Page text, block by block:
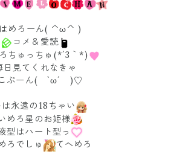
めろーん( ^ω^ )
コメ＆愛読
ちゅっちゅ(*´3｀*)
日見てくれなきゃ
ぷーん( `ω´ )♡
は永遠の18ちゃい
めろ星のお姫様
型はハート型っ
ろでしゅ
てへめろ